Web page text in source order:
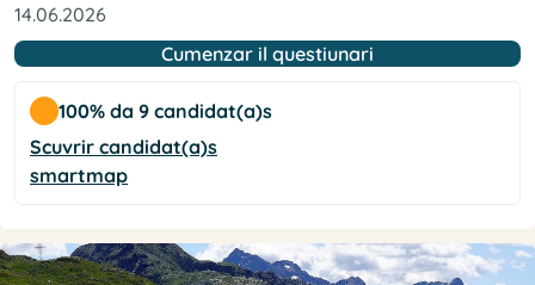
14.06.2026
Cumenzar il questiunari
100% da 9 candidat(a)s
Scuvrir candidat(a)s
smartmap